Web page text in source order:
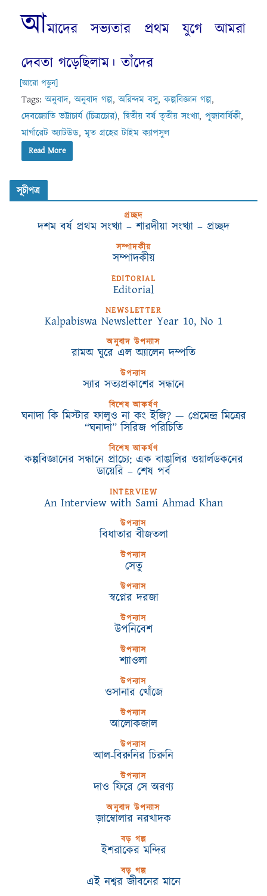
আমাদের সভ্যতার প্রথম যুগে
আমরা
দেবতা গড়েছিলাম ।তাঁদের
[আরো পড়ুন]
Tags:অনুবাদ,অনুবাদ গল্প,অরিন্দম বসু,কল্পবিজ্ঞান গল্প,
দেবজ্যোতি ভট্টাচার্য (চিত্রচোর),দ্বিতীয় বর্ষ তৃতীয় সংখ্যা, পূজাবার্ষিকী,
মার্গারেট অ্যাটউড,মৃত গ্রহের টাইম ক্যাপসুল
Read More
সূচীপত্র
প্রচ্ছদ
দশম বর্ষ প্রথম সংখ্যা – শারদীয়া সংখ্যা – প্রচ্ছদ
সম্পাদকীয়
সম্পাদকীয়
EDITORIAL
Editorial
NEWSLETTER
Kalpabiswa Newsletter Year 10, No 1
অনুবাদ উপন্যাস
রামঅ ঘুরে এল অ্যালেন দম্পতি
উপন্যাস
স্যার সত্যপ্রকাশের সন্ধানে
বিশেষ আকর্ষণ
ঘনাদা কি মিস্টার ফালুও না কং ইজি? — প্রেমেন্দ্র মিত্রের
“ঘনাদা” সিরিজ পরিচিতি
বিশেষ আকর্ষণ
কল্পবিজ্ঞানের সন্ধানে প্রাচ্যে: এক বাঙালির ওয়ার্লডকনের
ডায়েরি – শেষ পর্ব
INTERVIEW
An Interview with Sami Ahmad Khan
উপন্যাস
বিধাতার বীজতলা
উপন্যাস
সেতু
উপন্যাস
স্বপ্নের দরজা
উপন্যাস
উপনিবেশ
উপন্যাস
শ্যাওলা
উপন্যাস
ওসানার খোঁজে
উপন্যাস
আলোকজাল
উপন্যাস
আল-বিরুনির চিরুনি
উপন্যাস
দাও ফিরে সে অরণ্য
অনুবাদ উপন্যাস
জ়াম্বোলার নরখাদক
বড় গল্প
ইশরাকের মন্দির
বড় গল্প
এই নশ্বর জীবনের মানে